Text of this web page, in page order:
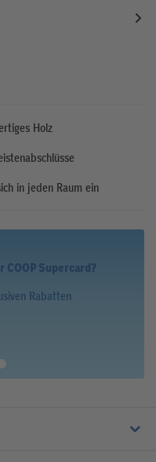
Holz
in jeden Raum ein
Supercard?
Punkte